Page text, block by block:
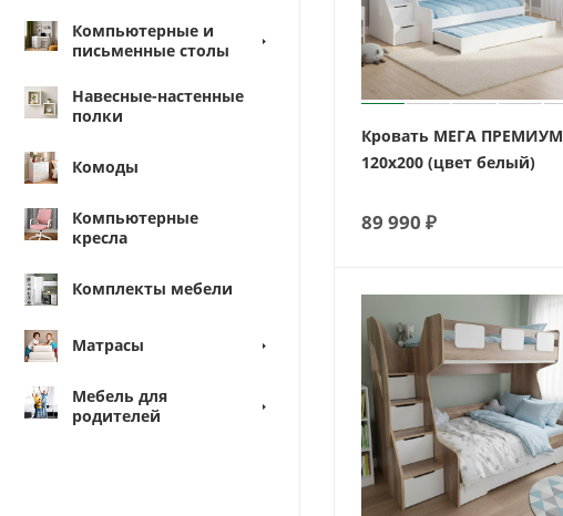
Компьютерные и
письменные столы
Навесные-настенные
полки
Комоды
Компьютерные
кресла
Комплекты мебели
Матрасы
Мебель для
родителей
Кровать МЕГА ПРЕМИУМ
120х200 (цвет белый)
89 990 ₽